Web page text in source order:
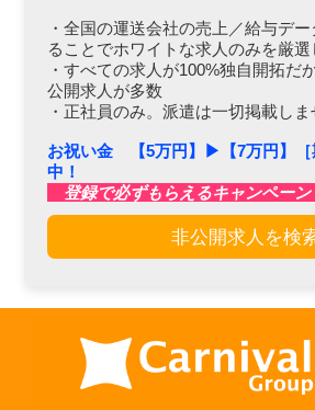
・全国の運送会社の売上／給与デ
ることでホワイトな求人のみを厳選
・すべての求人が100%独自開拓だ
公開求人が多数
・正社員のみ。派遣は一切掲載しま
お祝い金 【5万円】▶︎【7万円】
中！
登録で必ずもらえるキャンペー
非公開求人を検